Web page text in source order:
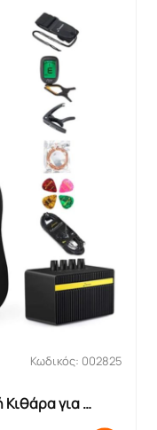
Κωδικός: 002825
Κιθάρα για